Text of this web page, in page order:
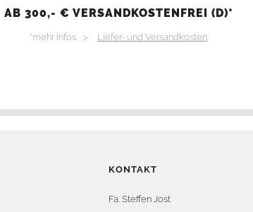
AB 300,- € VERSANDKOSTENFREI (D)*
*mehr Infos > Liefer- und Versandkosten
KONTAKT
Fa. Steffen Jost